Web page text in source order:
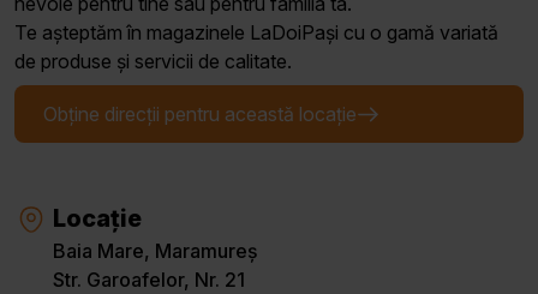
Te așteptăm în magazinele LaDoiPași cu o gamă variată
de produse și servicii de calitate.
Obține direcții pentru această locație
Locație
Baia Mare, Maramureș
Str. Garoafelor, Nr. 21